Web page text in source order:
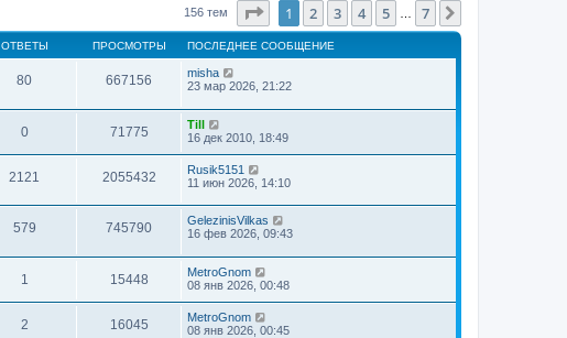
156 тем Страница1 из
1 2 3 4 5 7
ОТВЕТЫ ПРОСМОТРЫ ПОСЛЕДНЕЕ СООБЩЕНИЕ
80 667156
misha
23 мар 2026, 21:22
0 71775
Till
16 дек 2010, 18:49
2121 2055432
Rusik5151
11 июн 2026, 14:10
579 745790
GelezinisVilkas
16 фев 2026, 09:43
1 15448
MetroGnom
08 янв 2026, 00:48
2 16045
MetroGnom
08 янв 2026, 00:45